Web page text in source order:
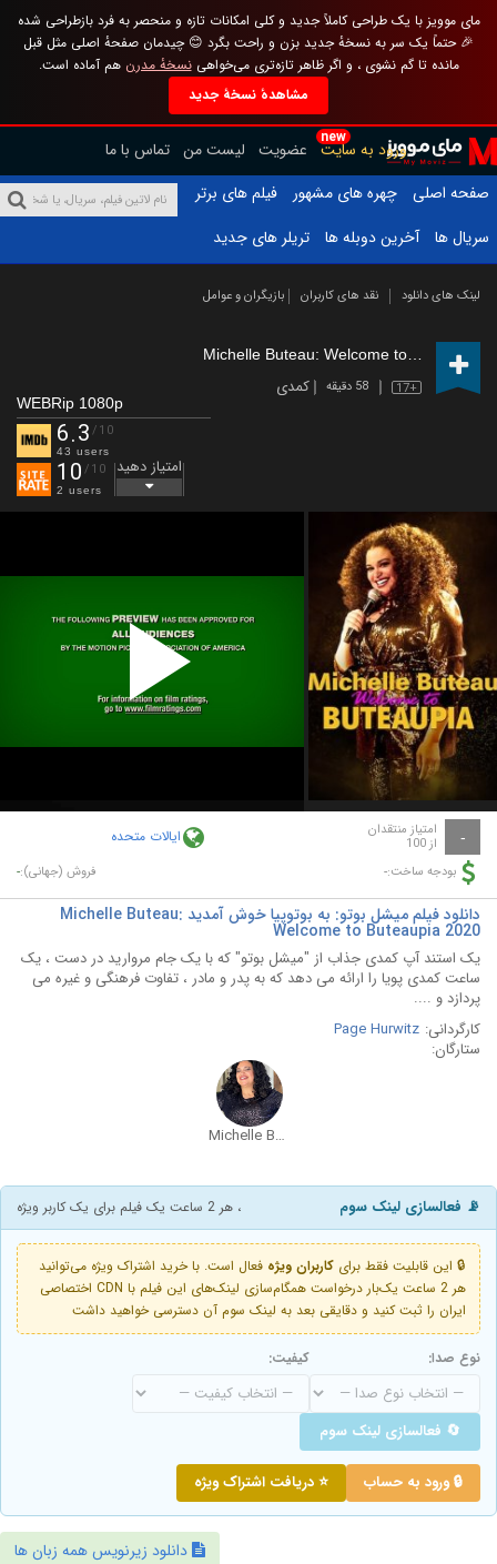
مای موویز با یک طراحی کاملاً جدید و کلی امکانات تازه و منحصر به فرد بازطراحی شده
🎉 حتماً یک سر به نسخهٔ جدید بزن و راحت بگرد 😊 چیدمان صفحهٔ اصلی مثل قبل
مانده تا گم نشوی ، و اگر ظاهر تازه‌تری می‌خواهینسخهٔ مدرن هم آماده است.
مشاهدهٔ نسخهٔ جدید
new
ورود به سایت عضویت لیست من تماس با ما
صفحه اصلی
چهره های مشهور
فیلم های برتر
سریال ها
آخرین دوبله ها تریلر های جدید
لینک های دانلود نقد های کاربران بازیگران و عوامل
17+ 58 دقیقه کمدی
WEBRip 1080p
6.3 /10
43 users
10 /10
2 users
امتیاز دهید
Play
Video
- امتیاز منتقدان
از 100 ایالات متحده
بودجه ساخت:- فروش (جهانی):-
دانلود فیلم میشل بوتو: به بوتوپیا خوش آمدید Michelle Buteau:
Welcome to Buteaupia 2020
یک استند آپ کمدی جذاب از "میشل بوتو" که با یک جام مروارید در دست ، یک
ساعت کمدی پویا را ارائه می دهد که به پدر و مادر ، تفاوت فرهنگی و غیره می
پردازد و ....
کارگردانی: Page Hurwitz
ستارگان:
Michelle Buteau
📡 فعالسازی لینک سوم ، هر 2 ساعت یک فیلم برای یک کاربر ویژه
🔒 این قابلیت فقط برای کاربران ویژه فعال است. با خرید اشتراک ویژه می‌توانید
هر 2 ساعت یک‌بار درخواست همگام‌سازی لینک‌های این فیلم با CDN اختصاصی
ایران را ثبت کنید و دقایقی بعد به لینک سوم آن دسترسی خواهید داشت
نوع صدا: کیفیت:
🔄 فعالسازی لینک سوم
🔒 ورود به حساب ⭐ دریافت اشتراک ویژه
دانلود زیرنویس همه زبان ها